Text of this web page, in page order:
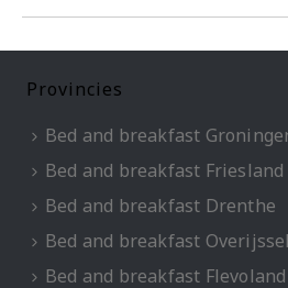
Provincies
Bed and breakfast
Bed and breakfast Friesland
Bed and breakfast Drenthe
Bed and breakfast Overijssel
Bed and breakfast Flevoland